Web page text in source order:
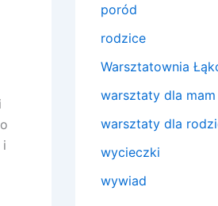
i
poród
rodzice
Warsztatownia
warsztaty dla mam
warsztaty dla
wycieczki
wywiad